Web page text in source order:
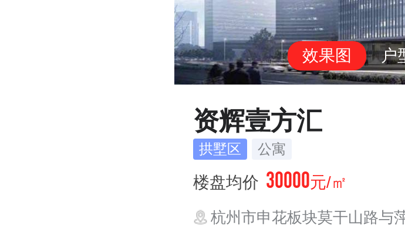
效果图 户
资辉壹方汇
拱墅区 公寓
楼盘均价 30000元/㎡
杭州市申花板块莫干山路与萍水街